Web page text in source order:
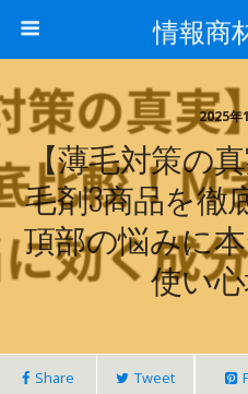
情報商
2025年
【薄毛対策の
毛剤3商品を徹
頂部の悩みに
使い
Share Tweet